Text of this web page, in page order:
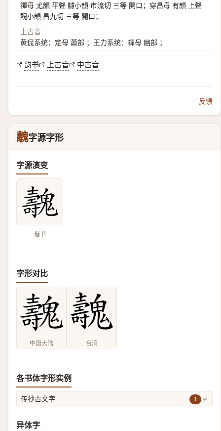
禪母 尤韻 平聲 讎小韻 市流切 三等 開口；穿昌母 有韻 上聲
醜小韻 昌九切 三等 開口；
上古音
黄侃系统：定母 蕭部 ；王力系统：禪母 幽部 ；
韵书 上古音 中古音
反馈
魗字源字形
字源演变
楷书
字形对比
中国大陆 台湾
各书体字形实例
传抄古文字 1
异体字